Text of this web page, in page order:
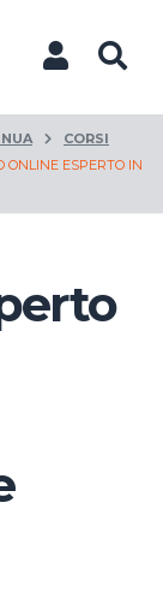
CORSI
ONLINE ESPERTO IN